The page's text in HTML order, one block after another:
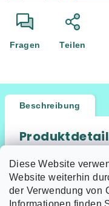
Diese Website
Website weiterhin
der Verwendung von
Informationen finden
Fragen Teilen
Beschreibung
Keine